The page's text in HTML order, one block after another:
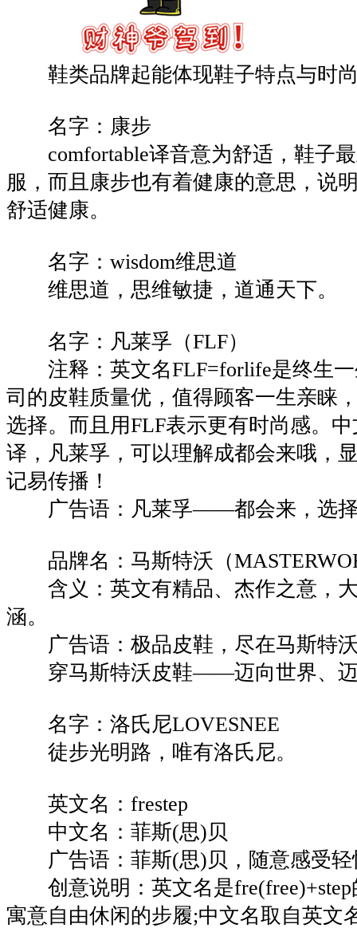
鞋类品牌起能体现鞋子特点与时尚
名字：康步
comfortable译音意为舒适，鞋子最
服，而且康步也有着健康的意思，说
舒适健康。
名字：wisdom维思道
维思道，思维敏捷，道通天下。
名字：凡莱孚（FLF）
注释：英文名FLF=forlife是终生一
司的皮鞋质量优，值得顾客一生亲睐
选择。而且用FLF表示更有时尚感。
译，凡莱孚，可以理解成都会来哦，
记易传播！
广告语：凡莱孚——都会来，选
品牌名：马斯特沃（
含义：英文有精品、杰作之意，大
涵。
广告语：极品皮鞋，尽在马斯特
穿马斯特沃皮鞋——迈向世界、迈
名字：洛氏尼LOVESNEE
徒步光明路，唯有洛氏尼。
英文名：frestep
中文名：菲斯(思)贝
广告语：菲斯(思)贝，随意感受轻
创意说明：英文名是fre(free)+step
寓意自由休闲的步履;中文名取自英文